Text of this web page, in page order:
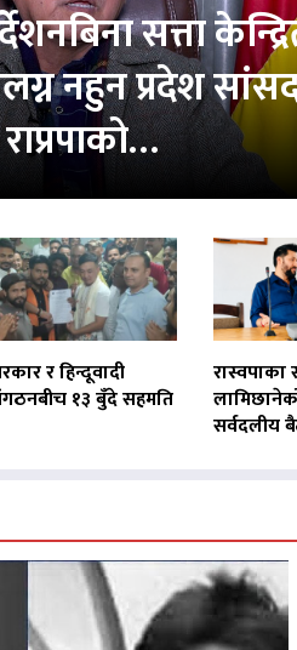
सत्ता
नहुन प्रदेश
राप्रपाको…
र हिन्दूवादी
१३ बुँदे सहमति
रास्वपाका
सर्वदलीय